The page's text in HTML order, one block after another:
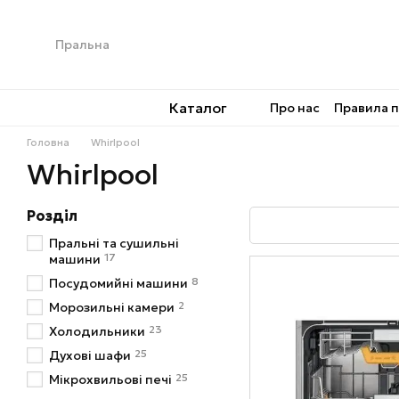
Каталог Про нас Правила
Головна Whirlpool
Whirlpool
Розділ
Пральні та сушильні
машини 17
Посудомийні машини 8
Морозильні камери 2
Холодильники 23
Духові шафи 25
Мікрохвильові печі 25